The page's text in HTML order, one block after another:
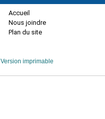
Accueil
Nous joindre
Plan du site
Version imprimable